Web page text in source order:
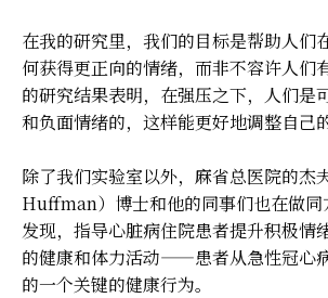
在我的研究里，我们的目标是帮助人们
何获得更正向的情绪，而非不容许人们
的研究结果表明，在强压之下，人们是
和负面情绪的，这样能更好地调整自己
除了我们实验室以外，麻省总医院的杰
Huffman）博士和他的同事们也在做同
发现，指导心脏病住院患者提升积极情
的健康和体力活动——患者从急性冠心
的一个关键的健康行为。